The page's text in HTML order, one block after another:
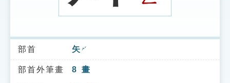
索引選單
知識索引
部首 矢 ㄕˇ
部首外筆畫 8 畫